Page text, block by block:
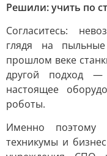
Решили: учить по
Согласитесь:
глядя на
прошлом веке
другой подход —
настоящее
роботы.
Именно
техникумы и